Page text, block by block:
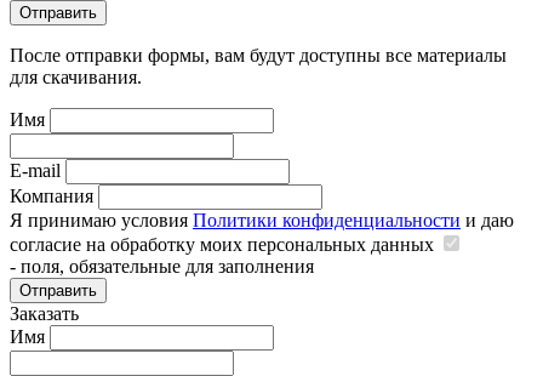
Отправить
После отправки формы, вам будут доступны все материалы
для скачивания.
Имя
E-mail
Компания
Я принимаю условия Политики конфиденциальности и даю
согласие на обработку моих персональных данных
- поля, обязательные для заполнения
Отправить
Заказать
Имя